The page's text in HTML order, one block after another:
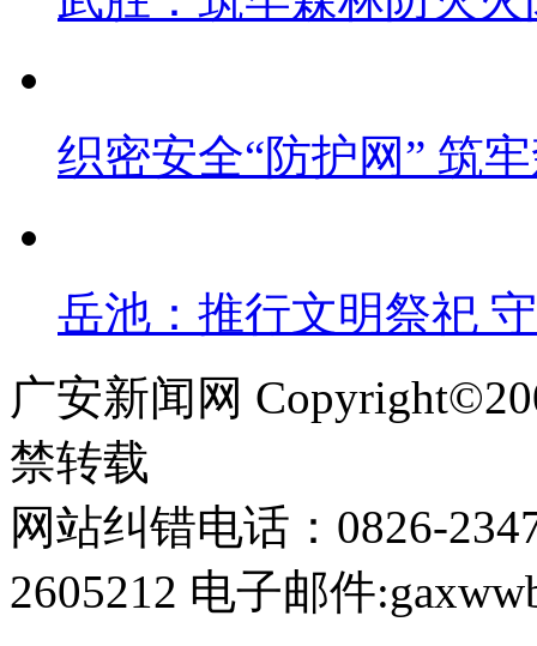
织密安全“防护网” 筑
岳池：推行文明祭祀
广安新闻网
禁转载
网站纠错电话：0826-
2605212 电子邮件